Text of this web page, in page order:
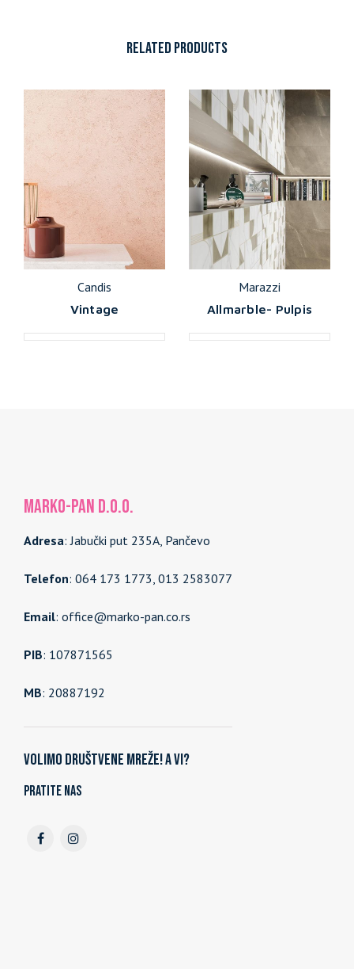
RELATED PRODUCTS
Candis
Vintage
Marazzi
Allmarble- Pulpis
MARKO-PAN d.o.o.
Adresa: Jabučki put 235A, Pančevo
Telefon: 064 173 1773, 013 2583077
Email: office@marko-pan.co.rs
PIB: 107871565
MB: 20887192
Volimo društvene mreže! A vi?
Pratite nas